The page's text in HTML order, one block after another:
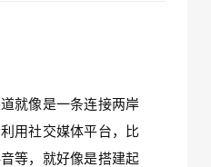
就像是一条连接两岸
用社交媒体平台，比
等，就好像是搭建起